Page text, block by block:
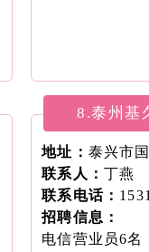
8.泰州基
地址： 泰兴市
联系人： 丁燕
联系电话：
招聘信息：
电信营业员6名